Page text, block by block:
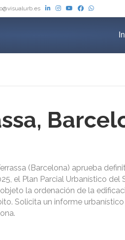
(Barcelona) aprueba
el Plan Parcial Urbanístico del
la ordenación de la
Solicita un informe